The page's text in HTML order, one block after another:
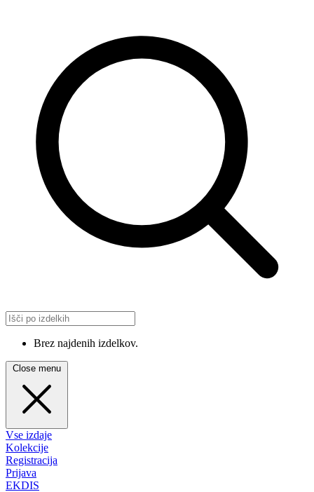
Brez najdenih izdelkov.
Close menu
Vse izdaje
Kolekcije
Registracija
Prijava
EKDIS